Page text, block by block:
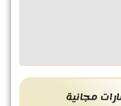
مجانية